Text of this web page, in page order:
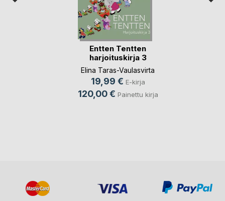
Entten Tentten
harjoituskirja 3
Elina Taras-Vaulasvirta
19,99 € E-kirja
120,00 € Painettu kirja